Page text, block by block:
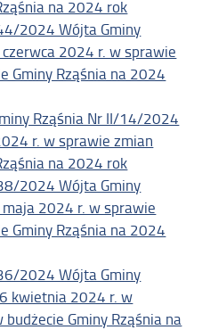
na 2024 rok
2024 Wójta Gminy
2024 r. w sprawie
Gminy Rząśnia na 2024
Rząśnia Nr II/14/2024
r. w sprawie zmian
na 2024 rok
2024 Wójta Gminy
maja 2024 r. w sprawie
Gminy Rząśnia na 2024
2024 Wójta Gminy
kwietnia 2024 r. w
Gminy Rząśnia na